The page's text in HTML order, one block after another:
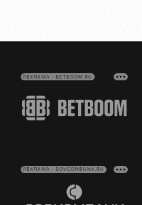
РЕКЛАМА • BETBOOM.RU
РЕКЛАМА • SOVCOMBANK.RU